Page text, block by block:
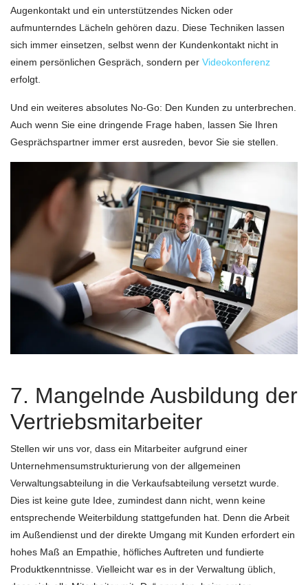
Augenkontakt und ein unterstützendes Nicken oder
aufmunterndes Lächeln gehören dazu. Diese Techniken lassen
sich immer einsetzen, selbst wenn der Kundenkontakt nicht in
einem persönlichen Gespräch, sondern per Videokonferenz
erfolgt.
Und ein weiteres absolutes No-Go: Den Kunden zu unterbrechen.
Auch wenn Sie eine dringende Frage haben, lassen Sie Ihren
Gesprächspartner immer erst ausreden, bevor Sie sie stellen.
7. Mangelnde Ausbildung der
Vertriebsmitarbeiter
Stellen wir uns vor, dass ein Mitarbeiter aufgrund einer
Unternehmensumstrukturierung von der allgemeinen
Verwaltungsabteilung in die Verkaufsabteilung versetzt wurde.
Dies ist keine gute Idee, zumindest dann nicht, wenn keine
entsprechende Weiterbildung stattgefunden hat. Denn die Arbeit
im Außendienst und der direkte Umgang mit Kunden erfordert ein
hohes Maß an Empathie, höfliches Auftreten und fundierte
Produktkenntnisse. Vielleicht war es in der Verwaltung üblich,